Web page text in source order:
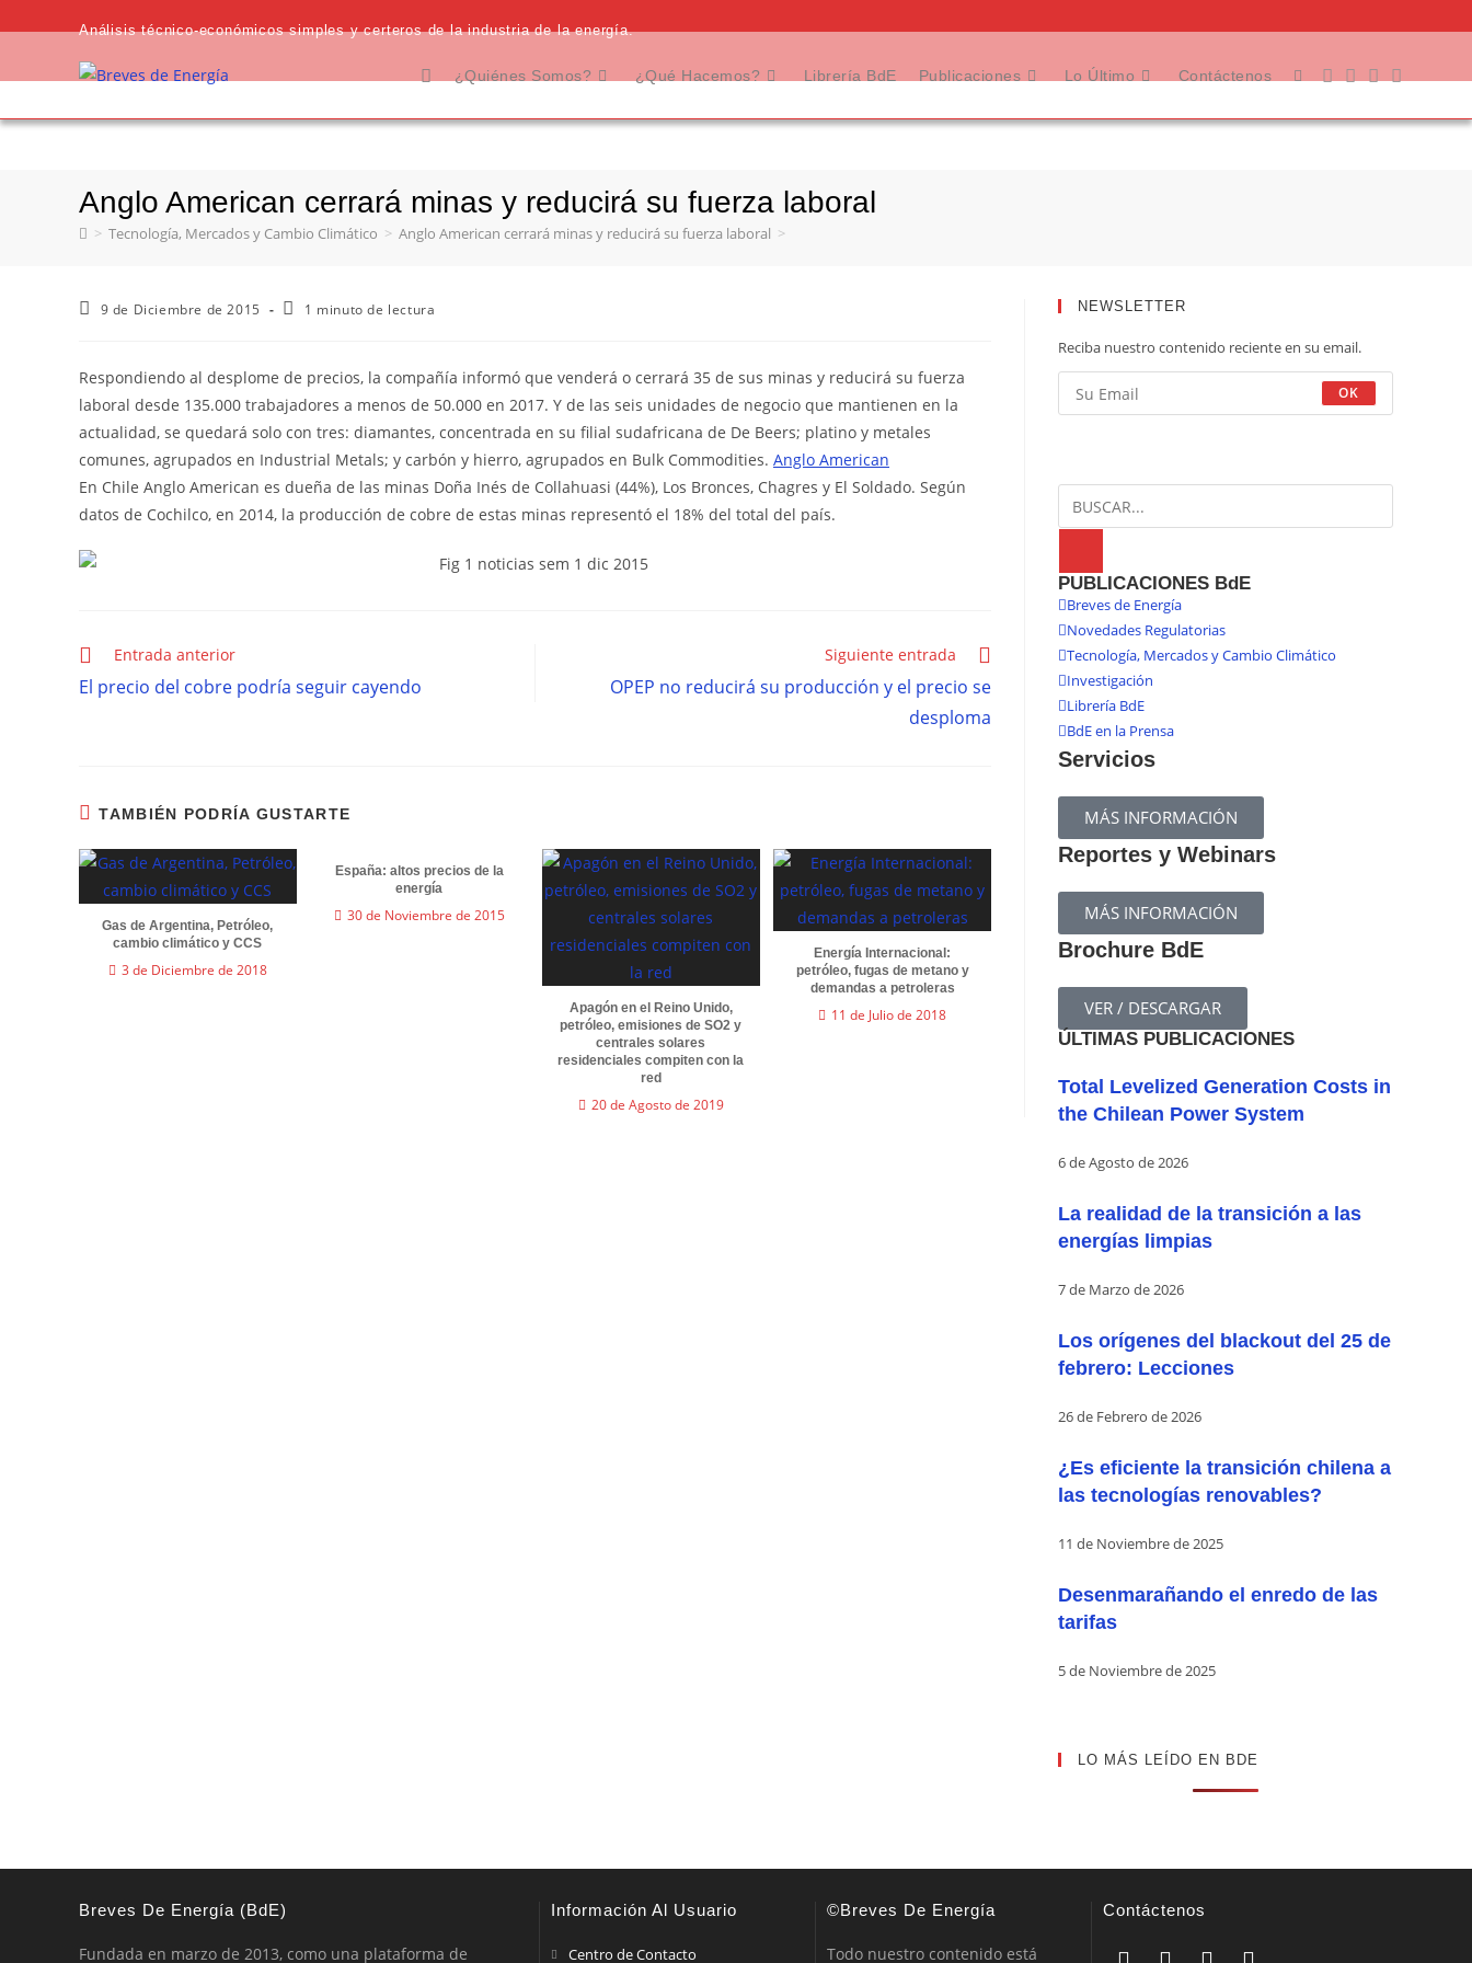
Análisis técnico-económicos simples y certeros de la industria de la energía.
¿Quiénes Somos? ¿Qué Hacemos? Librería BdE Publicaciones Lo Último Contáctenos
Anglo American cerrará minas y reducirá su fuerza laboral
> Tecnología, Mercados y Cambio Climático > Anglo American cerrará minas y reducirá su fuerza laboral >
9 de Diciembre de 2015 1 minuto de lectura
Respondiendo al desplome de precios, la compañía informó que venderá o cerrará 35 de sus minas y reducirá su fuerza
laboral desde 135.000 trabajadores a menos de 50.000 en 2017. Y de las seis unidades de negocio que mantienen en la
actualidad, se quedará solo con tres: diamantes, concentrada en su filial sudafricana de De Beers; platino y metales
comunes, agrupados en Industrial Metals; y carbón y hierro, agrupados en Bulk Commodities. Anglo American
En Chile Anglo American es dueña de las minas Doña Inés de Collahuasi (44%), Los Bronces, Chagres y El Soldado. Según
datos de Cochilco, en 2014, la producción de cobre de estas minas representó el 18% del total del país.
Entrada anterior
El precio del cobre podría seguir cayendo
Siguiente entrada
OPEP no reducirá su producción y el precio se
desploma
TAMBIÉN PODRÍA GUSTARTE
Gas de Argentina, Petróleo,
cambio climático y CCS
3 de Diciembre de 2018
España: altos precios de la
energía
30 de Noviembre de 2015
Apagón en el Reino Unido,
petróleo, emisiones de SO2 y
centrales solares
residenciales compiten con la
red
20 de Agosto de 2019
Energía Internacional:
petróleo, fugas de metano y
demandas a petroleras
11 de Julio de 2018
NEWSLETTER
Reciba nuestro contenido reciente en su email.
OK
PUBLICACIONES BdE
Breves de Energía
Novedades Regulatorias
Tecnología, Mercados y Cambio Climático
Investigación
Librería BdE
BdE en la Prensa
Servicios
MÁS INFORMACIÓN
Reportes y Webinars
MÁS INFORMACIÓN
Brochure BdE
VER / DESCARGAR
ÚLTIMAS PUBLICACIONES
Total Levelized Generation Costs in
the Chilean Power System
6 de Agosto de 2026
La realidad de la transición a las
energías limpias
7 de Marzo de 2026
Los orígenes del blackout del 25 de
febrero: Lecciones
26 de Febrero de 2026
¿Es eficiente la transición chilena a
las tecnologías renovables?
11 de Noviembre de 2025
Desenmarañando el enredo de las
tarifas
5 de Noviembre de 2025
LO MÁS LEÍDO EN BDE
Breves De Energía (BdE)
Fundada en marzo de 2013, como una plataforma de
Información Al Usuario
Centro de Contacto
©Breves De Energía
Todo nuestro contenido está
Contáctenos